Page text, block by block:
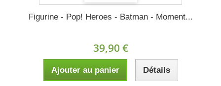
Figurine - Pop! Heroes - Batman - Moment...
39,90 €
Ajouter au panier Détails